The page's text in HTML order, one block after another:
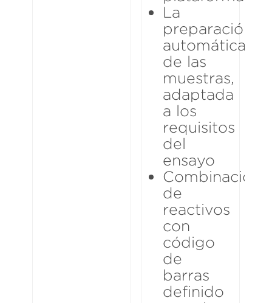
La
preparación
automática
de las
muestras,
adaptada
a los
requisitos
del
ensayo
de
reactivos
con
código
de
barras
definido